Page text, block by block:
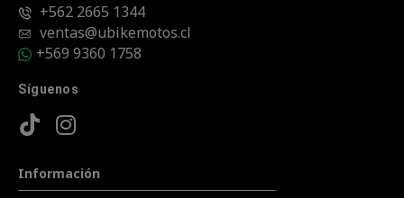
+562 2665 1344
ventas@ubikemotos.cl
+569 9360 1758
Síguenos
Información